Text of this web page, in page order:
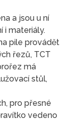
a jsou u ní
i materiály.
pile provádět
řezů, TCT
má
stůl,
pro přesné
vedeno